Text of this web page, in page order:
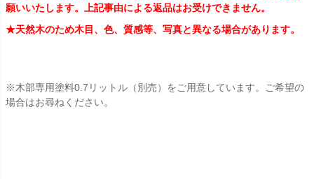
願いいたします。上記事由による返品はお受けできません。
★天然木のため木目、色、質感等、写真と異なる場合があります。
※木部専用塗料0.7リットル（別売）をご用意しています。ご希望の
場合はお尋ねください。